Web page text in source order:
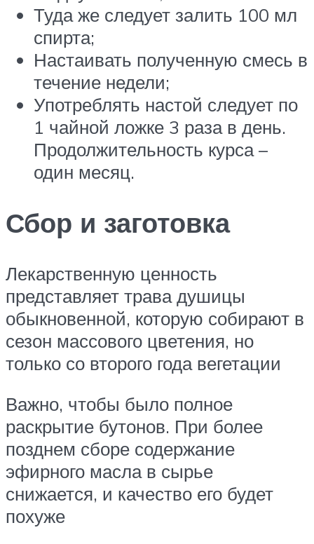
Туда же следует залить 100 мл
спирта;
Настаивать полученную смесь в
течение недели;
Употреблять настой следует по
1 чайной ложке 3 раза в день.
Продолжительность курса –
один месяц.
Сбор и заготовка
Лекарственную ценность
представляет трава душицы
обыкновенной, которую собирают в
сезон массового цветения, но
только со второго года вегетации
Важно, чтобы было полное
раскрытие бутонов. При более
позднем сборе содержание
эфирного масла в сырье
снижается, и качество его будет
похуже